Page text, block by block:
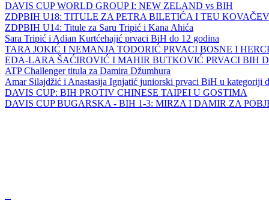
DAVIS CUP WORLD GROUP I: NEW ZELAND vs BIH
ZDPBIH U18: TITULE ZA PETRA BILETIĆA I TEU
ZDPBIH U14: Titule za Saru Tripić i Kana Ahića
Sara Tripić i Adian Kurtćehajić prvaci BiH do 12 godina
TARA JOKIĆ I NEMANJA TODORIĆ PRVACI BOSNE I
EDA-LARA ŠAĆIROVIĆ I MAHIR BUTKOVIĆ PRVACI BIH
ATP Challenger titula za Damira Džumhura
Amar Silajdžić i Anastasija Ignjatić juniorski prvaci BiH u kategoriji
DAVIS CUP: BIH PROTIV CHINESE TAIPEI U GOSTIMA
DAVIS CUP BUGARSKA - BIH 1-3: MIRZA I DAMIR ZA